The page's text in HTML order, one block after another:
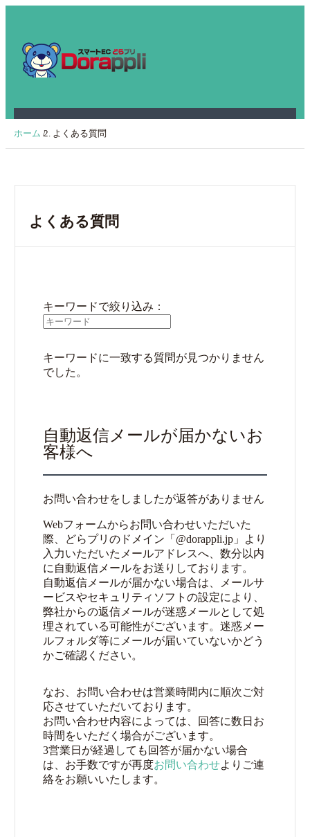
ホーム / よくある質問
よくある質問
キーワードで絞り込み：
キーワードに一致する質問が見つかりません
でした。
自動返信メールが届かないお
客様へ
お問い合わせをしましたが返答がありません
Webフォームからお問い合わせいただいた
際、どらプリのドメイン「@dorappli.jp」より
入力いただいたメールアドレスへ、数分以内
に自動返信メールをお送りしております。
自動返信メールが届かない場合は、メールサ
ービスやセキュリティソフトの設定により、
弊社からの返信メールが迷惑メールとして処
理されている可能性がございます。迷惑メー
ルフォルダ等にメールが届いていないかどう
かご確認ください。
なお、お問い合わせは営業時間内に順次ご対
応させていただいております。
お問い合わせ内容によっては、回答に数日お
時間をいただく場合がございます。
3営業日が経過しても回答が届かない場合
は、お手数ですが再度お問い合わせよりご連
絡をお願いいたします。